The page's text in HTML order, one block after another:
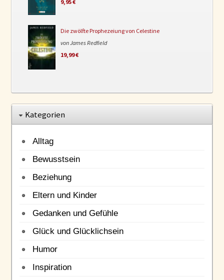
9,95 €
Die zwölfte Prophezeiung von Celestine
von James Redfield
19,99 €
Kategorien
Alltag
Bewusstsein
Beziehung
Eltern und Kinder
Gedanken und Gefühle
Glück und Glücklichsein
Humor
Inspiration